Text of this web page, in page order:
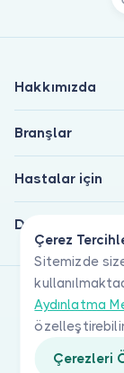
Çerez
Sitemizde
Aydınlatma
Çerezleri
Hakkımızda
Branşlar
Hastalar için
Doktorlar için